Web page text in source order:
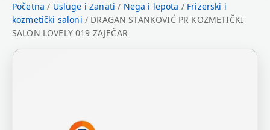
Početna / Usluge i Zanati / Nega i lepota / Frizerski i
kozmetički saloni / DRAGAN STANKOVIĆ PR KOZMETIČKI
SALON LOVELY 019 ZAJEČAR